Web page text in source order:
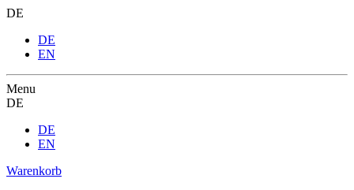
DE
DE
EN
Menu
DE
DE
EN
Warenkorb